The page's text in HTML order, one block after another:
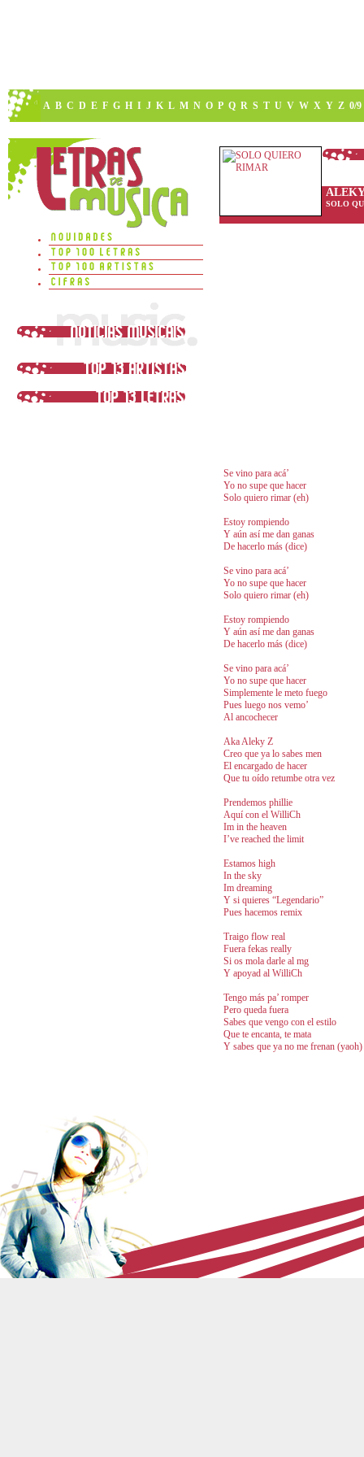
A B C D E F G H I J K L M N O P Q R S T U V W X Y Z 0/9
SOLO
Se vino para acá’
Yo no supe que hacer
Solo quiero rimar (eh)
Estoy rompiendo
Y aún así me dan ganas
De hacerlo más (dice)
Se vino para acá’
Yo no supe que hacer
Solo quiero rimar (eh)
Estoy rompiendo
Y aún así me dan ganas
De hacerlo más (dice)
Se vino para acá’
Yo no supe que hacer
Simplemente le meto fuego
Pues luego nos vemo’
Al ancochecer
Aka Aleky Z
Creo que ya lo sabes men
El encargado de hacer
Que tu oído retumbe otra vez
Prendemos phillie
Aquí con el WilliCh
Im in the heaven
I’ve reached the limit
Estamos high
In the sky
Im dreaming
Y si quieres “Legendario”
Pues hacemos remix
Traigo flow real
Fuera fekas really
Si os mola darle al mg
Y apoyad al WilliCh
Tengo más pa’ romper
Pero queda fuera
Sabes que vengo con el estilo
Que te encanta, te mata
Y sabes que ya no me frenan (yaoh)